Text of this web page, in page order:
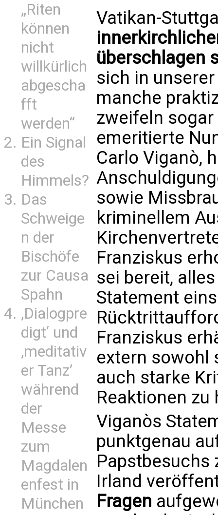
„Riten
können
nicht
willkürlich
abgescha
fft
werden“
Ein Signal
des
Himmels?
Das
Schweige
n der
Bischöfe
zur Causa
Spahn
‚Dialogpre
digt‘ und
‚meditativ
er Tanz’
während
der
Messe
zum
Magdalen
enfest in
München
Vatikan-
überschlagen
sich in
manche
zweifeln
emeritierte
Carlo Viganò,
sowie
kriminellem
Franziskus
sei bereit,
Statement
Franziskus
extern sowohl
auch starke
Reaktionen zu
Viganòs
punktgenau
Papstbesuchs
Irland
Fragen